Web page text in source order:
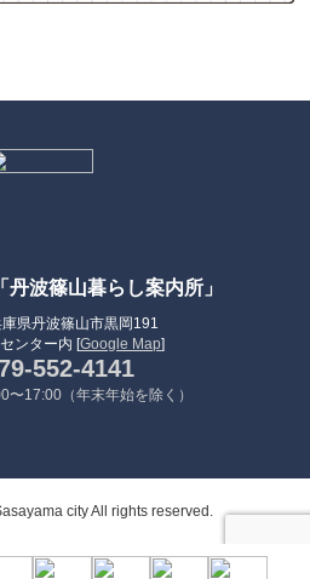
波篠山暮らし案内所」
県丹波篠山市黒岡191
ンター内 [Google Map]
552-4141
〜17:00（年末年始を除く）
city All rights reserved.